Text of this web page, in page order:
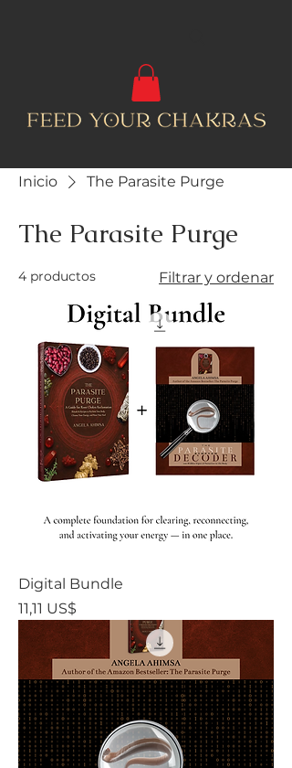
Inicio The Parasite Purge
The Parasite Purge
4 productos Filtrar y ordenar
Digital Bundle
Precio
11,11 US$